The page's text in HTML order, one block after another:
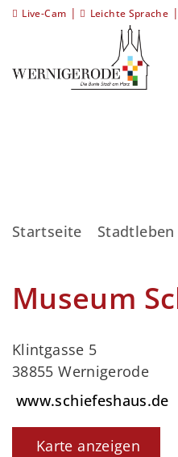
Live-Cam | Leichte Sprache |
Startseite Stadtleben
Museum
Klintgasse 5
38855 Wernigerode
www.schiefeshaus.de
Karte anzeigen